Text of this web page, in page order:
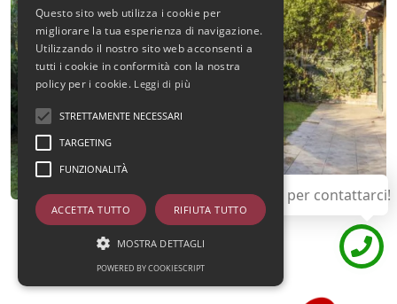
Utilizza questo pulsante per contattarci!
Questo sito web utilizza i cookie per
migliorare la tua esperienza di navigazione.
Utilizzando il nostro sito web acconsenti a
tutti i cookie in conformità con la nostra
policy per i cookie. Leggi di più
STRETTAMENTE NECESSARI
TARGETING
FUNZIONALITÀ
ACCETTA TUTTO RIFIUTA TUTTO
MOSTRA DETTAGLI
POWERED BY COOKIESCRIPT